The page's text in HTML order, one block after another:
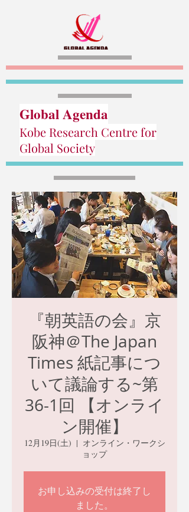
Global Agenda
Kobe Research Centre for
Global Society
『朝英語の会』京
阪神＠The Japan
Times 紙記事につ
いて議論する~第
36-1回 【オンライ
ン開催】
12月19日(土)
  |
オンライン・ワークシ
ョップ
お申し込みの受付は終了し
ました。